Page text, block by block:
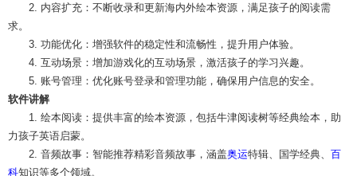
2. 内容扩充：不断收录和更新海内外绘本资源，满足孩子的阅读需
求。
3. 功能优化：增强软件的稳定性和流畅性，提升用户体验。
4. 互动场景：增加游戏化的互动场景，激活孩子的学习兴趣。
5. 账号管理：优化账号登录和管理功能，确保用户信息的安全。
软件讲解
1. 绘本阅读：提供丰富的绘本资源，包括牛津阅读树等经典绘本，助
力孩子英语启蒙。
2. 音频故事：智能推荐精彩音频故事，涵盖奥运特辑、国学经典、 百
科知识等多个领域。